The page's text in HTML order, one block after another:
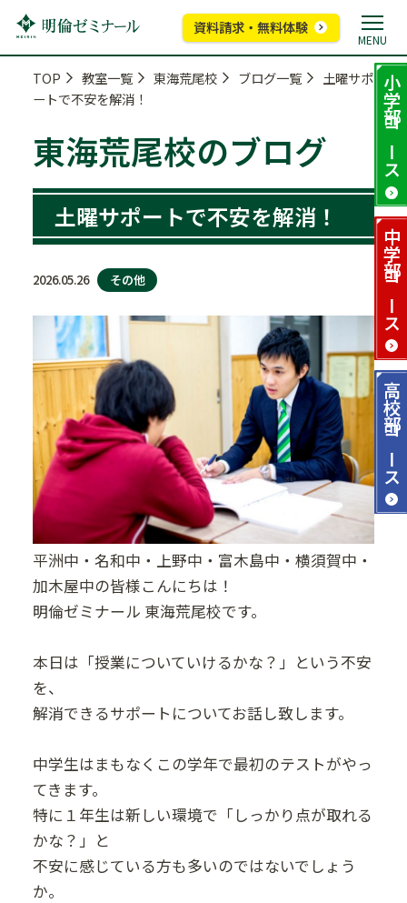
資料請求・無料体験
MENU
小学部
コース
中学部
コース
高校部
コース
TOP 教室一覧 東海荒尾校 ブログ一覧
土曜サポ
ートで不安を解消！
東海荒尾校のブログ
土曜サポートで不安を解消！
2026.05.26 その他
平洲中・名和中・上野中・富木島中・横須賀中・
加木屋中の皆様こんにちは！
明倫ゼミナール 東海荒尾校です。
本日は「授業についていけるかな？」という不安
を、
解消できるサポートについてお話し致します。
中学生はまもなくこの学年で最初のテストがやっ
てきます。
特に１年生は新しい環境で「しっかり点が取れる
かな？」と
不安に感じている方も多いのではないでしょう
か。